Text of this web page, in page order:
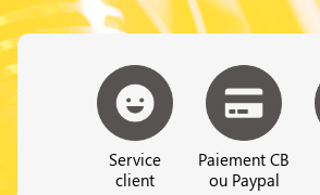
Service
client
Paiement CB
ou Paypal